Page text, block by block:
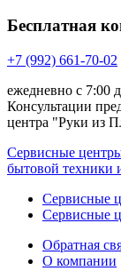
Бесплатная
+7 (992) 661-70-02
ежедневно с 7:00
Консультации
центра "Руки из
Сервисные
бытовой техники
Сервисные
Сервисные
Обратная
О компании